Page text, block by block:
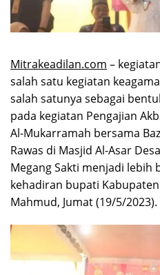
Mitrakeadilan.com –
salah satu kegiatan
salah satunya sebagai
pada kegiatan Pengajian
Al-Mukarramah bersama
Rawas di Masjid Al-Asar
Megang Sakti menjadi lebih
kehadiran bupati
Mahmud, Jumat (19/5/2023).